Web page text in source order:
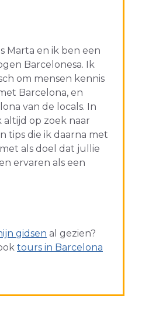
Marta en ik ben een
Barcelonesa. Ik
om mensen kennis
Barcelona, en
van de locals. In
altijd op zoek naar
tips die ik daarna met
als doel dat jullie
ervaren als een
gidsen al gezien?
tours in Barcelona